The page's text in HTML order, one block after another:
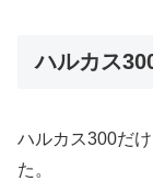
ハルカス
ハルカス300だ
た。